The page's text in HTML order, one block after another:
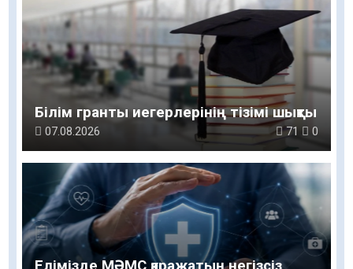
Білім гранты иегерлерінің тізімі шықты
07.08.2026 71 0